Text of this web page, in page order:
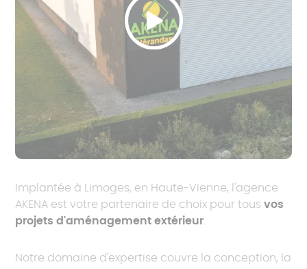
Implantée à Limoges, en Haute-Vienne, l'agence
AKENA est votre partenaire de choix pour tousvos
projets d'aménagement extérieur
Notre domaine d'expertise couvre la conception, la